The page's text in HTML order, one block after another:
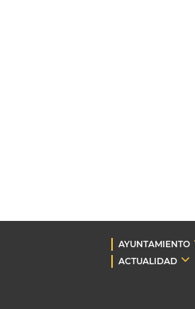
AYUNTAMIENTO
ACTUALIDAD